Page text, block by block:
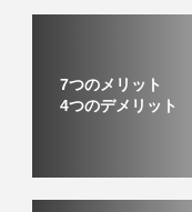
7つのメリット
4つのデメリット